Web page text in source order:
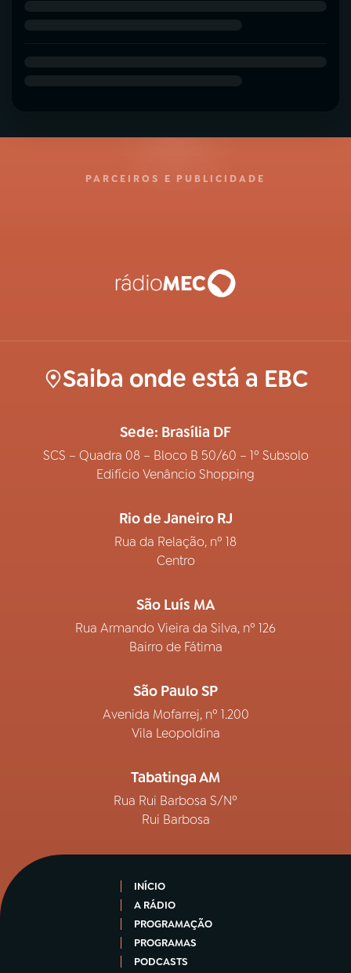
PARCEIROS E PUBLICIDADE
Saiba onde está a EBC
Sede: Brasília DF
SCS – Quadra 08 – Bloco B 50/60 – 1º Subsolo
Edifício Venâncio Shopping
Rio de Janeiro RJ
Rua da Relação, nº 18
Centro
São Luís MA
Rua Armando Vieira da Silva, nº 126
Bairro de Fátima
São Paulo SP
Avenida Mofarrej, nº 1.200
Vila Leopoldina
Tabatinga AM
Rua Rui Barbosa S/Nº
Rui Barbosa
INÍCIO
A RÁDIO
PROGRAMAÇÃO
PROGRAMAS
PODCASTS